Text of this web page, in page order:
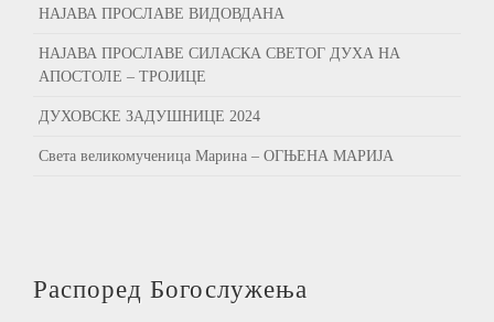
НАЈАВА ПРОСЛАВЕ ВИДОВДАНА
НАЈАВА ПРОСЛАВЕ СИЛАСКА СВЕТОГ ДУХА НА
АПОСТОЛЕ – ТРОЈИЦЕ
ДУХОВСКЕ ЗАДУШНИЦЕ 2024
Света великомученица Марина – ОГЊЕНА МАРИЈА
Распоред Богослужења